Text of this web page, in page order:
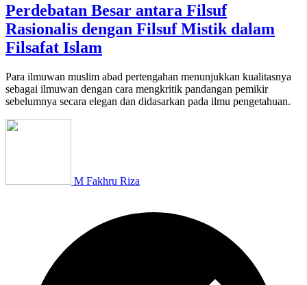
Perdebatan Besar antara Filsuf
Rasionalis dengan Filsuf Mistik dalam
Filsafat Islam
Para ilmuwan muslim abad pertengahan menunjukkan kualitasnya
sebagai ilmuwan dengan cara mengkritik pandangan pemikir
sebelumnya secara elegan dan didasarkan pada ilmu pengetahuan.
M Fakhru Riza